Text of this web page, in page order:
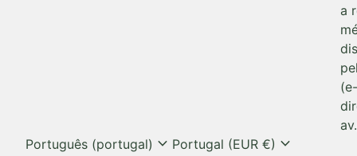
a
Português (portugal) expand_more Portugal (EUR €) expand_more